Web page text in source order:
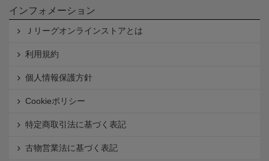
インフォメーション
Ｊリーグオンラインストアとは
利用規約
個人情報保護方針
Cookieポリシー
特定商取引法に基づく表記
古物営業法に基づく表記